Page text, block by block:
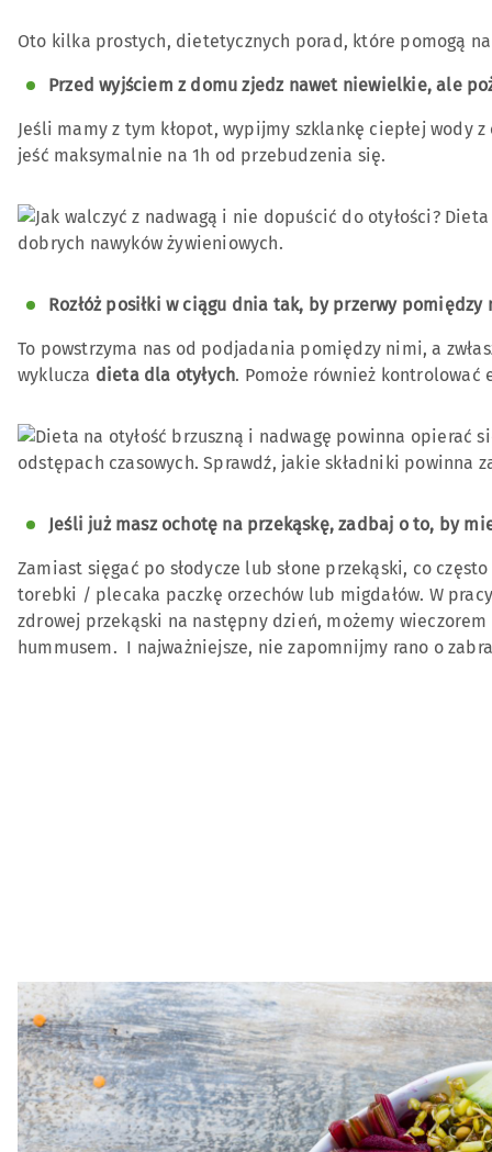
Oto kilka prostych, dietetycznych porad, które pomogą
Przed wyjściem z domu zjedz nawet niewielkie, ale
Jeśli mamy z tym kłopot, wypijmy szklankę ciepłej
jeść maksymalnie na 1h od przebudzenia się.
Rozłóż posiłki w ciągu dnia tak, by przerwy pomiędzy
To powstrzyma nas od podjadania pomiędzy nimi, a
wyklucza dieta dla otyłych. Pomoże również kontrolować
Jeśli już masz ochotę na przekąskę, zadbaj o to, by
Zamiast sięgać po słodycze lub słone przekąski, co
torebki / plecaka paczkę orzechów lub migdałów. W
zdrowej przekąski na następny dzień, możemy
hummusem. I najważniejsze, nie zapomnijmy rano o